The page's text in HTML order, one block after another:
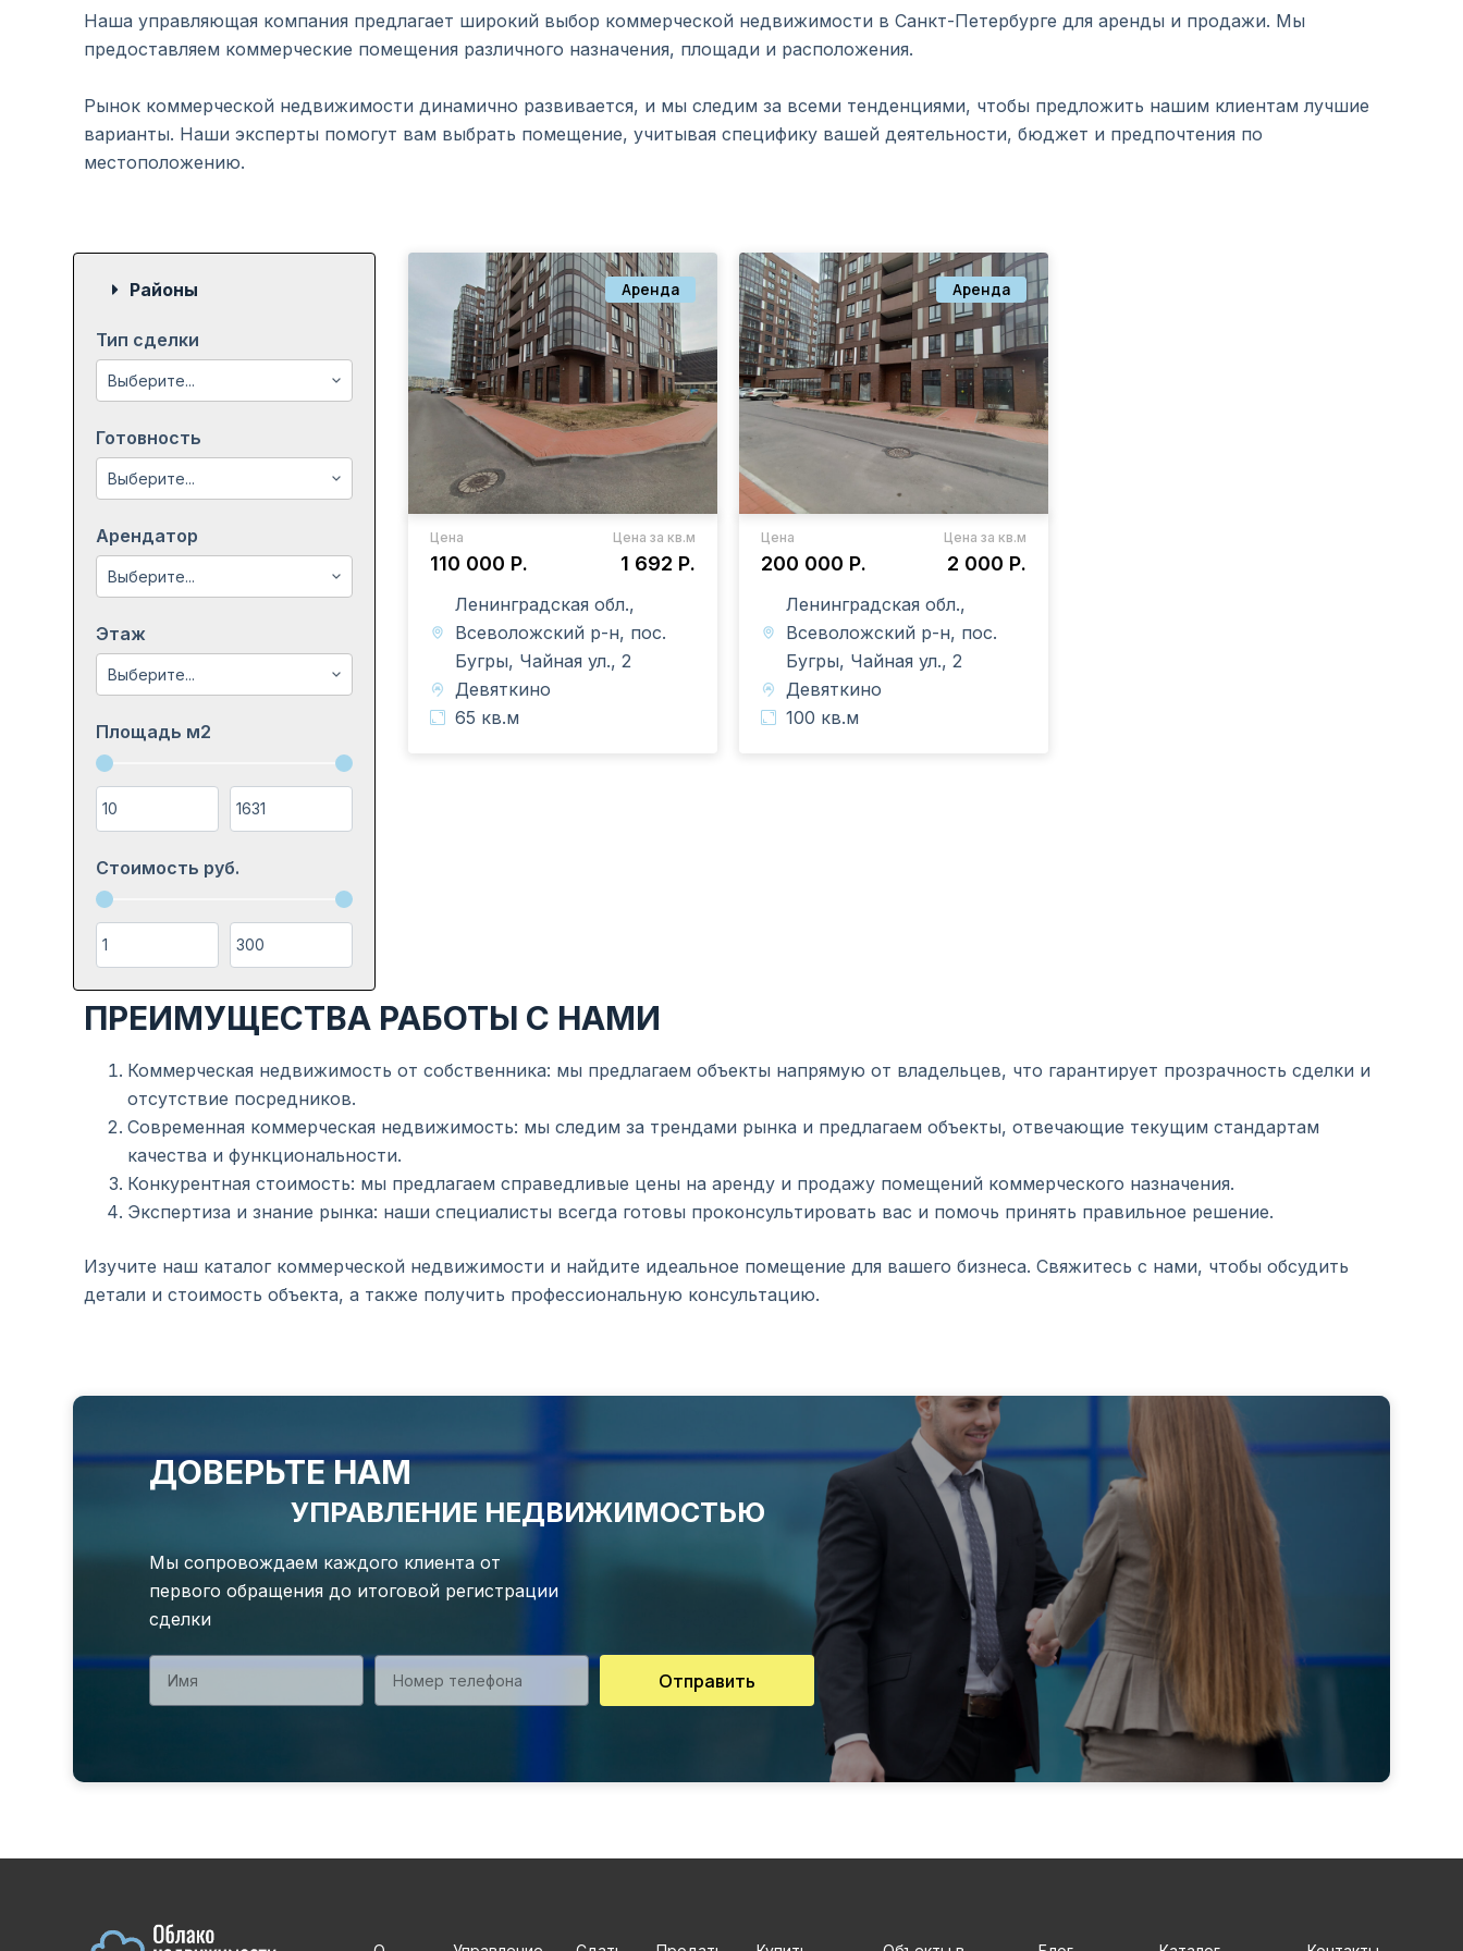
Наша управляющая компания предлагает широкий выбор коммерческой недвижимости в Санкт-Петербурге для аренды и продажи. Мы
предоставляем коммерческие помещения различного назначения, площади и расположения.
Рынок коммерческой недвижимости динамично развивается, и мы следим за всеми тенденциями, чтобы предложить нашим клиентам лучшие
варианты. Наши эксперты помогут вам выбрать помещение, учитывая специфику вашей деятельности, бюджет и предпочтения по
местоположению.
Районы
Тип сделки
Готовность
Арендатор
Этаж
Площадь м2
Стоимость руб.
Аренда
Цена
110 000 Р.
Цена за кв.м
1 692 Р.
Ленинградская обл.,
Всеволожский р-н, пос.
Бугры, Чайная ул., 2
Девяткино
65 кв.м
Аренда
Цена
200 000 Р.
Цена за кв.м
2 000 Р.
Ленинградская обл.,
Всеволожский р-н, пос.
Бугры, Чайная ул., 2
Девяткино
100 кв.м
ПРЕИМУЩЕСТВА РАБОТЫ С НАМИ
Коммерческая недвижимость от собственника: мы предлагаем объекты напрямую от владельцев, что гарантирует прозрачность сделки и
отсутствие посредников.
Современная коммерческая недвижимость: мы следим за трендами рынка и предлагаем объекты, отвечающие текущим стандартам
качества и функциональности.
Конкурентная стоимость: мы предлагаем справедливые цены на аренду и продажу помещений коммерческого назначения.
Экспертиза и знание рынка: наши специалисты всегда готовы проконсультировать вас и помочь принять правильное решение.
Изучите наш каталог коммерческой недвижимости и найдите идеальное помещение для вашего бизнеса. Свяжитесь с нами, чтобы обсудить
детали и стоимость объекта, а также получить профессиональную консультацию.
ДОВЕРЬТЕ НАМ
УПРАВЛЕНИЕ НЕДВИЖИМОСТЬЮ
Мы сопровождаем каждого клиента от
первого обращения до итоговой регистрации
сделки
Отправить